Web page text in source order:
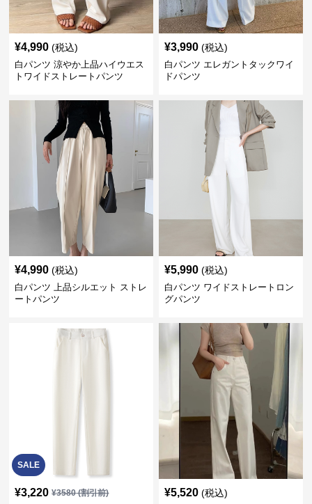
¥4,990 (税込)
白パンツ 涼やか上品ハイウエス
トワイドストレートパンツ
¥3,990 (税込)
白パンツ エレガントタックワイ
ドパンツ
¥4,990 (税込)
白パンツ 上品シルエット ストレ
ートパンツ
¥5,990 (税込)
白パンツ ワイドストレートロン
グパンツ
SALE
¥3,220 ¥3580(割引前) ¥5,520 (税込)